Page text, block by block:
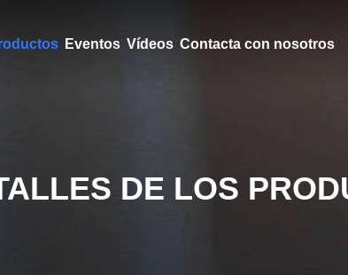
Eventos Vídeos Contacta con nosotros
DE LOS